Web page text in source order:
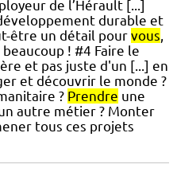
de l’Hérault [...]
durable et
être un détail pour vous,
! #4 Faire le
et pas juste d'un [...] en
et découvrir le monde ?
? Prendre une
autre métier ? Monter
tous ces projets